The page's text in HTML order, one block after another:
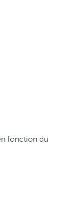
fonction du